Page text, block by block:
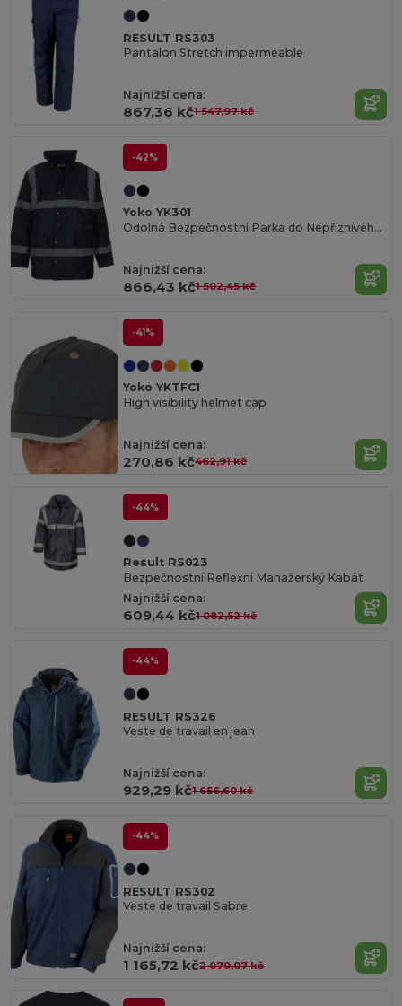
RESULT RS303
Pantalon Stretch imperméable
Najnižší cena:
867,36 kč1 547,97 kč
-42%
Yoko YK301
Odolná Bezpečnostní Parka do Nepříznivého Počasí
Najnižší cena:
866,43 kč1 502,45 kč
-41%
Yoko YKTFC1
High visibility helmet cap
Najnižší cena:
270,86 kč462,91 kč
-44%
Result RS023
Bezpečnostní Reflexní Manažerský Kabát
Najnižší cena:
609,44 kč1 082,52 kč
-44%
RESULT RS326
Veste de travail en jean
Najnižší cena:
929,29 kč1 656,60 kč
-44%
RESULT RS302
Veste de travail Sabre
Najnižší cena:
1 165,72 kč2 079,07 kč